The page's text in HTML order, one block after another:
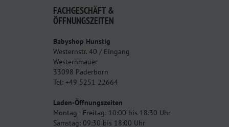
FACHGESCHÄFT &
ÖFFNUNGSZEITEN
Babyshop Hunstig
Westernstr. 40 / Eingang
Westernmauer
33098 Paderborn
Tel: +49 5251 22664
Laden-Öffnungszeiten
Montag - Freitag: 10:00 bis 18:30 Uhr
Samstag: 09:30 bis 18:00 Uhr